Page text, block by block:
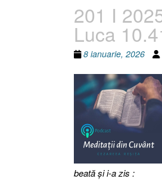
201 I
Luca
8 ianuarie, 2026
beată şi i-a zis :